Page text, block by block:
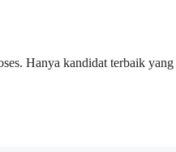
Hanya kandidat terbaik yang